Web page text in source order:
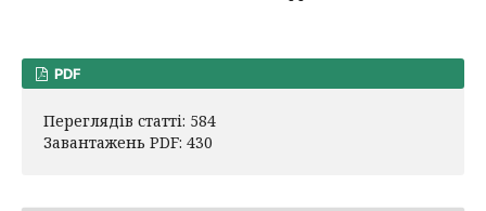
PDF
Переглядів статті: 584
Завантажень PDF: 430